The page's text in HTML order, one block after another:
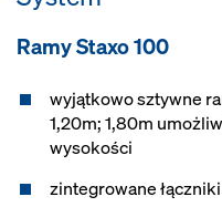
Ramy Staxo 100
wyjątkowo sztywne
1,20m; 1,80m
wysokości
zintegrowane